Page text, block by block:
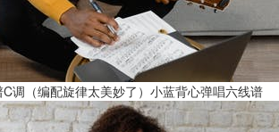
调（编配旋律太美妙了）小蓝背心弹唱六线谱